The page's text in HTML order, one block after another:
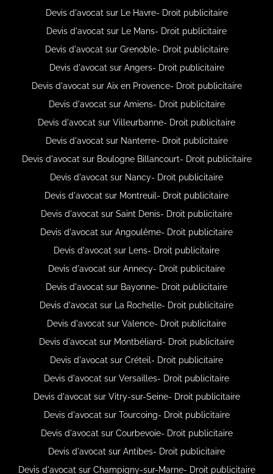
Devis d'avocat sur Le Havre- Droit publicitaire
Devis d'avocat sur Le Mans- Droit publicitaire
Devis d'avocat sur Grenoble- Droit publicitaire
Devis d'avocat sur Angers- Droit publicitaire
Devis d'avocat sur Aix en Provence- Droit publicitaire
Devis d'avocat sur Amiens- Droit publicitaire
Devis d'avocat sur Villeurbanne- Droit publicitaire
Devis d'avocat sur Nanterre- Droit publicitaire
Devis d'avocat sur Boulogne Billancourt- Droit publicitaire
Devis d'avocat sur Nancy- Droit publicitaire
Devis d'avocat sur Montreuil- Droit publicitaire
Devis d'avocat sur Saint Denis- Droit publicitaire
Devis d'avocat sur Angoulême- Droit publicitaire
Devis d'avocat sur Lens- Droit publicitaire
Devis d'avocat sur Annecy- Droit publicitaire
Devis d'avocat sur Bayonne- Droit publicitaire
Devis d'avocat sur La Rochelle- Droit publicitaire
Devis d'avocat sur Valence- Droit publicitaire
Devis d'avocat sur Montbéliard- Droit publicitaire
Devis d'avocat sur Créteil- Droit publicitaire
Devis d'avocat sur Versailles- Droit publicitaire
Devis d'avocat sur Vitry-sur-Seine- Droit publicitaire
Devis d'avocat sur Tourcoing- Droit publicitaire
Devis d'avocat sur Courbevoie- Droit publicitaire
Devis d'avocat sur Antibes- Droit publicitaire
Devis d'avocat sur Champigny-sur-Marne- Droit publicitaire